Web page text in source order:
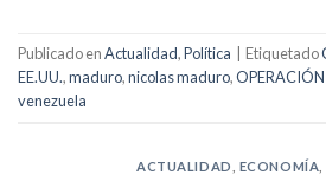
Publicado enActualidad,Política Etiquetado
EE.UU.,maduro,nicolas maduro,
venezuela
ACTUALIDAD ECONOMÍA